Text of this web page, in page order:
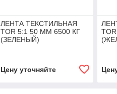
ЛЕНТА ТЕКСТИЛЬНАЯ
TOR 5:1 50 ММ 6500 КГ
(ЗЕЛЕНЫЙ)
Цену уточняйте